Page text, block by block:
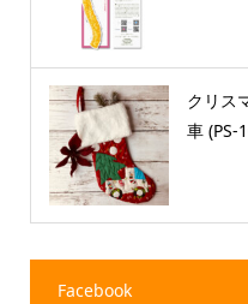
クリス
車 (PS-
Facebook